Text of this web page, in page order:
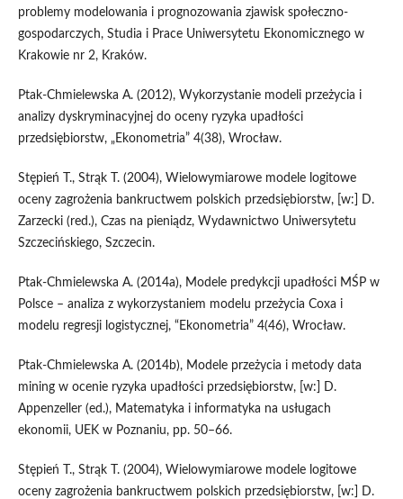
problemy modelowania i prognozowania zjawisk społeczno-
gospodarczych, Studia i Prace Uniwersytetu Ekonomicznego w
Krakowie nr 2, Kraków.
Ptak-Chmielewska A. (2012), Wykorzystanie modeli przeżycia i
analizy dyskryminacyjnej do oceny ryzyka upadłości
przedsiębiorstw, „Ekonometria” 4(38), Wrocław.
Stępień T., Strąk T. (2004), Wielowymiarowe modele logitowe
oceny zagrożenia bankructwem polskich przedsiębiorstw, [w:] D.
Zarzecki (red.), Czas na pieniądz, Wydawnictwo Uniwersytetu
Szczecińskiego, Szczecin.
Ptak-Chmielewska A. (2014a), Modele predykcji upadłości MŚP w
Polsce – analiza z wykorzystaniem modelu przeżycia Coxa i
modelu regresji logistycznej, “Ekonometria” 4(46), Wrocław.
Ptak-Chmielewska A. (2014b), Modele przeżycia i metody data
mining w ocenie ryzyka upadłości przedsiębiorstw, [w:] D.
Appenzeller (ed.), Matematyka i informatyka na usługach
ekonomii, UEK w Poznaniu, pp. 50–66.
Stępień T., Strąk T. (2004), Wielowymiarowe modele logitowe
oceny zagrożenia bankructwem polskich przedsiębiorstw, [w:] D.